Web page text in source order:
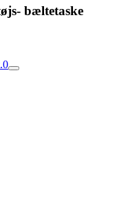
bæltetaske
0